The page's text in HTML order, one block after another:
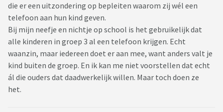
die er een uitzondering op bepleiten waarom zij wél een
telefoon aan hun kind geven.
Bij mijn neefje en nichtje op school is het gebruikelijk dat
alle kinderen in groep 3 al een telefoon krijgen. Echt
waanzin, maar iedereen doet er aan mee, want anders valt je
kind buiten de groep. En ik kan me niet voorstellen dat echt
ál die ouders dat daadwerkelijk willen. Maar toch doen ze
het.